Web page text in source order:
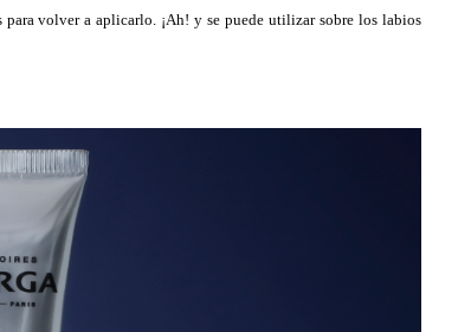
volver a aplicarlo. ¡Ah! y se puede utilizar sobre los labios